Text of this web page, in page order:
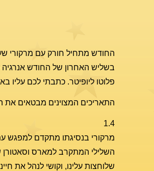
החודש מתחיל חורק עם מרקורי
בשליש האחרון של החודש אנרגיה
פלוטו ליופיטר. כתבתי לכם עליו
התאריכים המצוינים מבטאים את
1.4
מרקורי בנסיגתו מתקדם למפגש
השלילי המתקרב למארס וסאטורן
שלוחצות עלינו, וקושי לנהל את